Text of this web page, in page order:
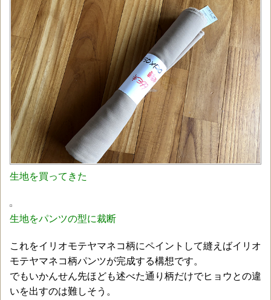
生地を買ってきた
生地をパンツの型に裁断
これをイリオモテヤマネコ柄にペイントして縫えばイリオ
モテヤマネコ柄パンツが完成する構想です。
でもいかんせん先ほども述べた通り柄だけでヒョウとの違
いを出すのは難しそう。